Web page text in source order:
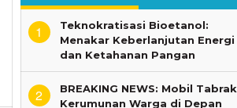
1
Teknokratisasi Bioetanol:
Menakar Keberlanjutan Energi
dan Ketahanan Pangan
2
BREAKING NEWS: Mobil Tabrak
Kerumunan Warga di Depan